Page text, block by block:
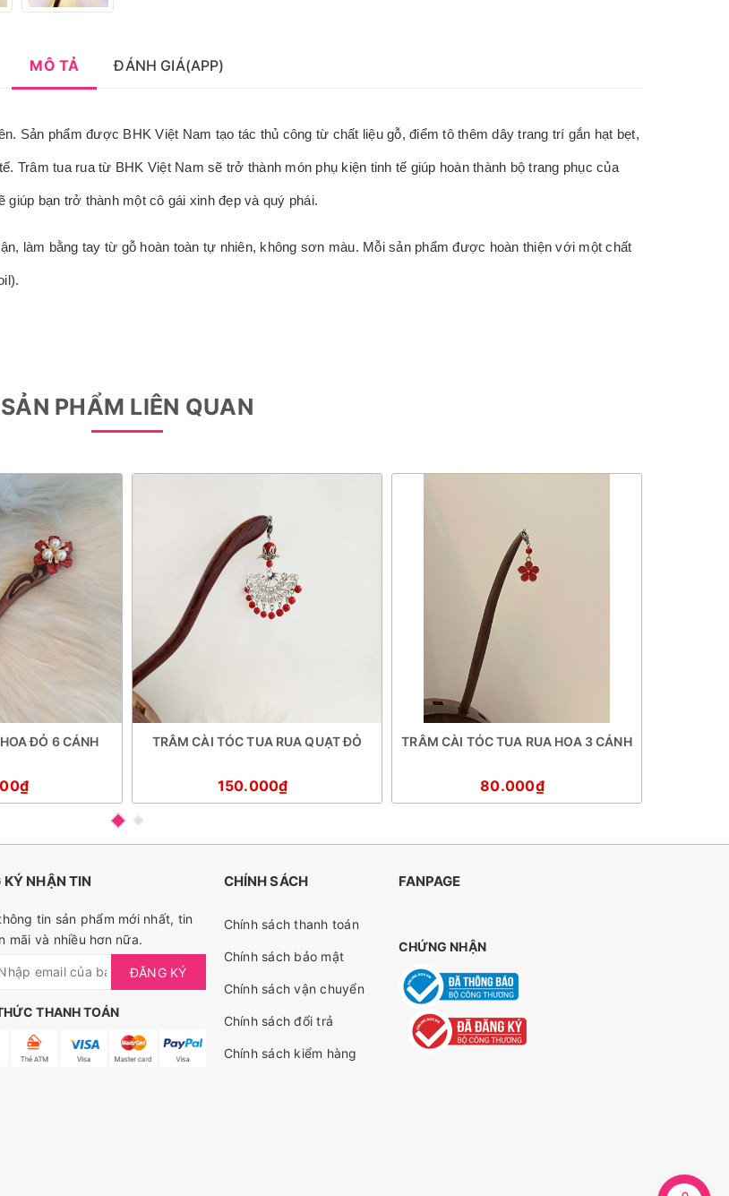
MÔ TẢ ĐÁNH GIÁ(APP)
Sản phẩm được BHK Việt Nam tạo tác thủ công từ chất liệu gỗ, điểm tô thêm dây trang trí gắn hạt bẹt,
Trâm tua rua từ BHK Việt Nam sẽ trở thành món phụ kiện tinh tế giúp hoàn thành bộ trang phục của
bạn trở thành một cô gái xinh đẹp và quý phái.
làm bằng tay từ gỗ hoàn toàn tự nhiên, không sơn màu. Mỗi sản phẩm được hoàn thiện với một chất
SẢN PHẨM LIÊN QUAN
ĐỎ 6 CÁNH TRÂM CÀI TÓC TUA RUA QUẠT ĐỎ
150.000₫
TRÂM CÀI TÓC TUA RUA HOA 3 CÁNH
80.000₫
NHẬN TIN
tin sản phẩm mới nhất, tin
mãi và nhiều hơn nữa.
ĐĂNG KÝ
THANH TOÁN
CHÍNH SÁCH
Chính sách thanh toán
Chính sách bảo mật
Chính sách vận chuyển
Chính sách đổi trả
Chính sách kiểm hàng
FANPAGE
CHỨNG NHẬN